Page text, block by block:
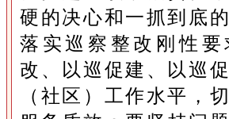
硬的决心和一抓到底
落实巡察整改刚性要
改、以巡促建、以巡
（社区）工作水平，